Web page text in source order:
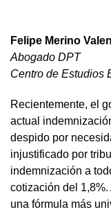
Felipe Merino
Abogado DPT
Centro de Estudios
Recientemente, el
actual
despido por
injustificado por
indemnización a
cotización del
una fórmula más